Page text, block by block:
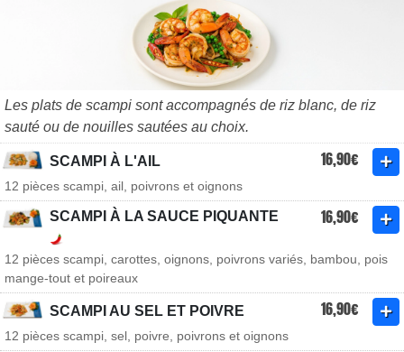
Les plats de scampi sont accompagnés de riz blanc, de riz
sauté ou de nouilles sautées au choix.
SCAMPI À L'AIL 16,90€
12 pièces scampi, ail, poivrons et oignons
SCAMPI À LA SAUCE PIQUANTE 16,90€
12 pièces scampi, carottes, oignons, poivrons variés, bambou, pois
mange-tout et poireaux
SCAMPI AU SEL ET POIVRE 16,90€
12 pièces scampi, sel, poivre, poivrons et oignons